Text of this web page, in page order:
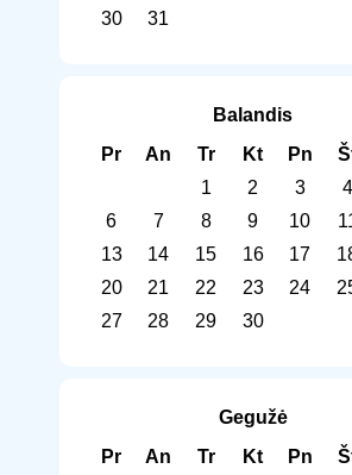
30
31
Balandis
Pr
An Tr Kt Pn
1
2 3 4
6
7 8 9 10
13
14 15 16 17
20
21 22 23 24
27
28 29 30
Gegužė
Pr
An Tr Kt Pn